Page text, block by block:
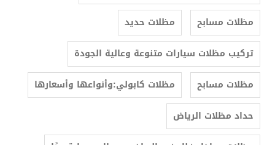
مظلات مسابح
مظلات حديد
تركيب مظلات سيارات متنوعة وعالية الجودة
مظلات مسابح
مظلات كابولي:وأنواعها وأسعارها
حداد مظلات الرياض